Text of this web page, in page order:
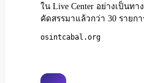
ใน Live Center อย่างเป็นท
คัดสรรมาแล้วกว่า 30 รายกา
osintcabal.org